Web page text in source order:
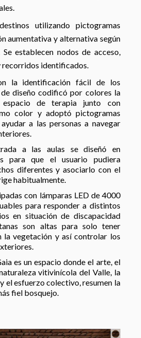
utilizando pictogramas
aumentativa y alternativa según
Se establecen nodos de acceso,
recorridos identificados.
la identificación fácil de los
diseño codificó por colores la
de terapia junto con
color y adoptó pictogramas
a las personas a navegar
a las aulas se diseñó en
para que el usuario pudiera
diferentes y asociarlo con el
habitualmente.
con lámparas LED de 4000
para responder a distintos
en situación de discapacidad
son altas para solo tener
la vegetación y así controlar los
es un espacio donde el arte, el
vitivinícola del Valle, la
el esfuerzo colectivo, resumen la
fiel bosquejo.